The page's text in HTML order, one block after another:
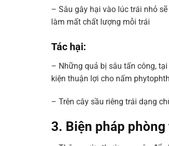
– Sâu gây hại vào lúc trái nhỏ
làm mất chất lượng mỗi trái
Tác hại:
– Những quả bị sâu tấn công,
kiện thuận lợi cho nấm
– Trên cây sầu riêng trái dạng
3. Biện pháp